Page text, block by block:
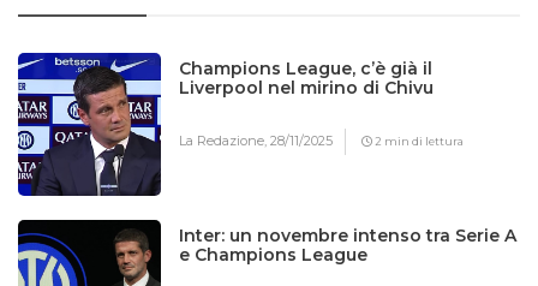
Champions League, c’è già il
Liverpool nel mirino di Chivu
La Redazione,28/11/2025 2 min di lettura
Inter: un novembre intenso tra Serie A
e Champions League